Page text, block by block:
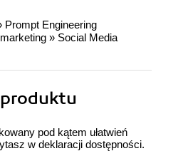
Prompt Engineering
» Social Media
pod kątem ułatwień
w deklaracji dostępności.